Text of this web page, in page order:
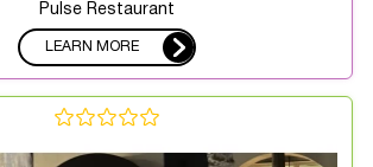
Pulse Restaurant
LEARN MORE